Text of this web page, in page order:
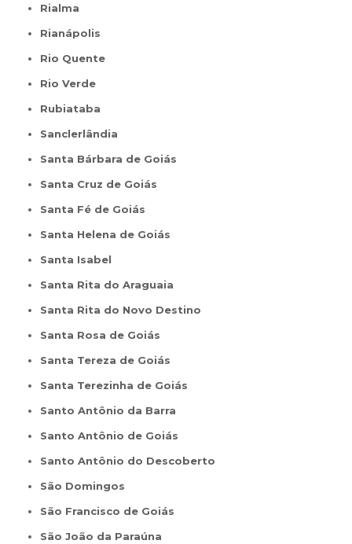
Rialma
Rianápolis
Rio Quente
Rio Verde
Rubiataba
Sanclerlândia
Santa Bárbara de Goiás
Santa Cruz de Goiás
Santa Fé de Goiás
Santa Helena de Goiás
Santa Isabel
Santa Rita do Araguaia
Santa Rita do Novo Destino
Santa Rosa de Goiás
Santa Tereza de Goiás
Santa Terezinha de Goiás
Santo Antônio da Barra
Santo Antônio de Goiás
Santo Antônio do Descoberto
São Domingos
São Francisco de Goiás
São João da Paraúna